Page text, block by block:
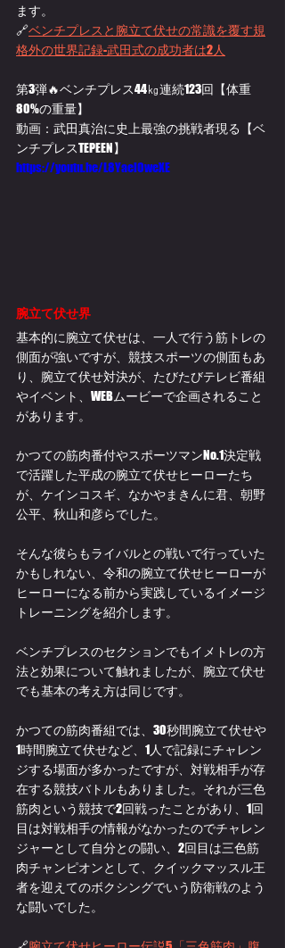
ます。
🔗ベンチプレスと腕立て伏せの常識を覆す規
格外の世界記録-武田式の成功者は2人
第3弾🔥ベンチプレス44㎏連続123回【体重
80%の重量】
動画：武田真治に史上最強の挑戦者現る【ベ
ンチプレスTEPEEN】
https://youtu.be/L8YaelOweXE
腕立て伏せ界
基本的に腕立て伏せは、一人で行う筋トレの
側面が強いですが、競技スポーツの側面もあ
り、腕立て伏せ対決が、たびたびテレビ番組
やイベント、WEBムービーで企画されること
があります。
かつての筋肉番付やスポーツマンNo.1決定戦
で活躍した平成の腕立て伏せヒーローたち
が、ケインコスギ、なかやまきんに君、朝野
公平、秋山和彦らでした。
そんな彼らもライバルとの戦いで行っていた
かもしれない、令和の腕立て伏せヒーローが
ヒーローになる前から実践しているイメージ
トレーニングを紹介します。
ベンチプレスのセクションでもイメトレの方
法と効果について触れましたが、腕立て伏せ
でも基本の考え方は同じです。
かつての筋肉番組では、30秒間腕立て伏せや
1時間腕立て伏せなど、1人で記録にチャレン
ジする場面が多かったですが、対戦相手が存
在する競技バトルもありました。それが三色
筋肉という競技で2回戦ったことがあり、1回
目は対戦相手の情報がなかったのでチャレン
ジャーとして自分との闘い、2回目は三色筋
肉チャンピオンとして、クイックマッスル王
者を迎えてのボクシングでいう防衛戦のよう
な闘いでした。